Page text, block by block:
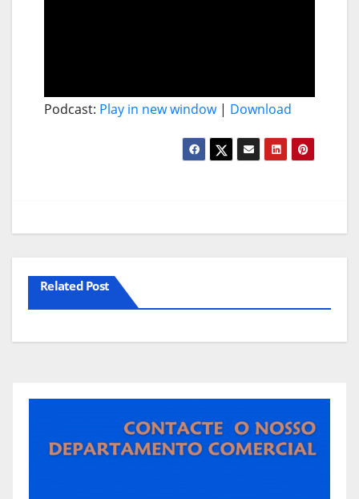
Podcast: Play in new window| Download
Related Post